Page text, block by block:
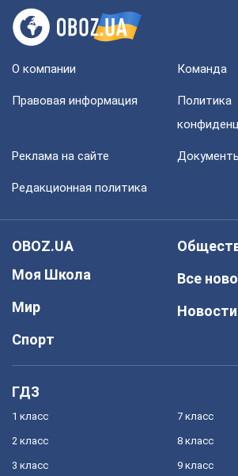
О компании Команда
Правовая информация
Политика
Реклама на сайте
Редакционная политика
OBOZ.UA
Моя Школа
Мир
Спорт
Все
ГДЗ
1 класс
2 класс
3 класс
7 класс
8 класс
9 класс